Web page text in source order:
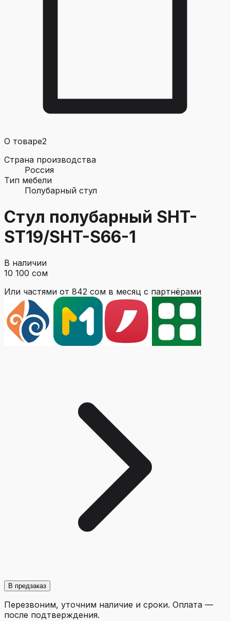
О товаре2
Страна производства
Россия
Тип мебели
Полубарный стул
Стул полубарный SHT-
ST19/SHT-S66-1
В наличии
10 100 сом
Или частями от 842 сом в месяц с партнёрами
В предзаказ
Перезвоним, уточним наличие и сроки. Оплата —
после подтверждения.